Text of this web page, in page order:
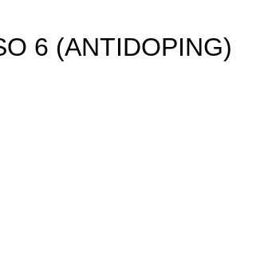
6 (ANTIDOPING)